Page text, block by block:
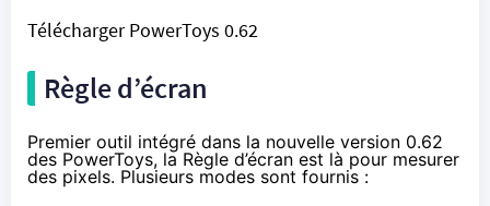
Télécharger PowerToys 0.62
Règle d’écran
Premier outil intégré dans la nouvelle version 0.62
des PowerToys, la Règle d’écran est là pour mesurer
des pixels. Plusieurs modes sont fournis :